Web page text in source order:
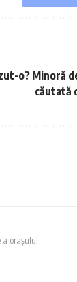
o? Minoră
căutată
a orașului